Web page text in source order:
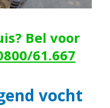
Bel voor
61.667
vocht